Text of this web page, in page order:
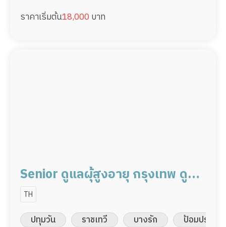
ราคาเริ่มต้น18,000 บาท
Senior ดูแลผุ้สูงอายุ กรุงเทพ ดูแล
ผู้ป่วย 30,000 /เดือน มี
ประสบการณ์ เป็นพยาบาล พร้อม
TH
ปทุมวัน ราชเทวี บางรัก
ป้อมปราบ